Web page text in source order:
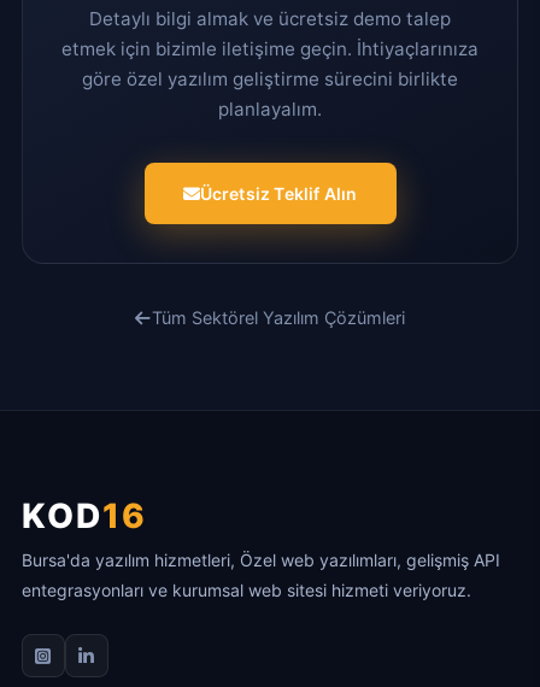
Detaylı bilgi almak ve ücretsiz demo talep
etmek için bizimle iletişime geçin. İhtiyaçlarınıza
göre özel yazılım geliştirme sürecini birlikte
planlayalım.
Ücretsiz Teklif Alın
Tüm Sektörel Yazılım Çözümleri
KOD16
Bursa'da yazılım hizmetleri, Özel web yazılımları, gelişmiş API
entegrasyonları ve kurumsal web sitesi hizmeti veriyoruz.